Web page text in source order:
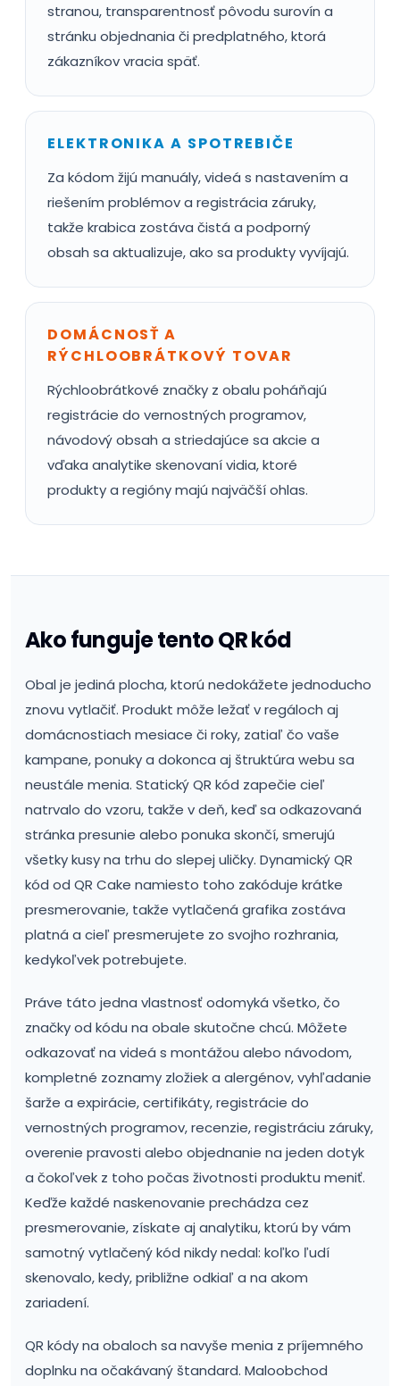
stranou, transparentnosť pôvodu surovín a
stránku objednania či predplatného, ktorá
zákazníkov vracia späť.
ELEKTRONIKA A SPOTREBIČE
Za kódom žijú manuály, videá s nastavením a
riešením problémov a registrácia záruky,
takže krabica zostáva čistá a podporný
obsah sa aktualizuje, ako sa produkty vyvíjajú.
DOMÁCNOSŤ A
RÝCHLOOBRÁTKOVÝ TOVAR
Rýchloobrátkové značky z obalu poháňajú
registrácie do vernostných programov,
návodový obsah a striedajúce sa akcie a
vďaka analytike skenovaní vidia, ktoré
produkty a regióny majú najväčší ohlas.
Ako funguje tento QR kód
Obal je jediná plocha, ktorú nedokážete jednoducho
znovu vytlačiť. Produkt môže ležať v regáloch aj
domácnostiach mesiace či roky, zatiaľ čo vaše
kampane, ponuky a dokonca aj štruktúra webu sa
neustále menia. Statický QR kód zapečie cieľ
natrvalo do vzoru, takže v deň, keď sa odkazovaná
stránka presunie alebo ponuka skončí, smerujú
všetky kusy na trhu do slepej uličky. Dynamický QR
kód od QR Cake namiesto toho zakóduje krátke
presmerovanie, takže vytlačená grafika zostáva
platná a cieľ presmerujete zo svojho rozhrania,
kedykoľvek potrebujete.
Práve táto jedna vlastnosť odomyká všetko, čo
značky od kódu na obale skutočne chcú. Môžete
odkazovať na videá s montážou alebo návodom,
kompletné zoznamy zložiek a alergénov, vyhľadanie
šarže a expirácie, certifikáty, registrácie do
vernostných programov, recenzie, registráciu záruky,
overenie pravosti alebo objednanie na jeden dotyk
a čokoľvek z toho počas životnosti produktu meniť.
Keďže každé naskenovanie prechádza cez
presmerovanie, získate aj analytiku, ktorú by vám
samotný vytlačený kód nikdy nedal: koľko ľudí
skenovalo, kedy, približne odkiaľ a na akom
zariadení.
QR kódy na obaloch sa navyše menia z príjemného
doplnku na očakávaný štandard. Maloobchod